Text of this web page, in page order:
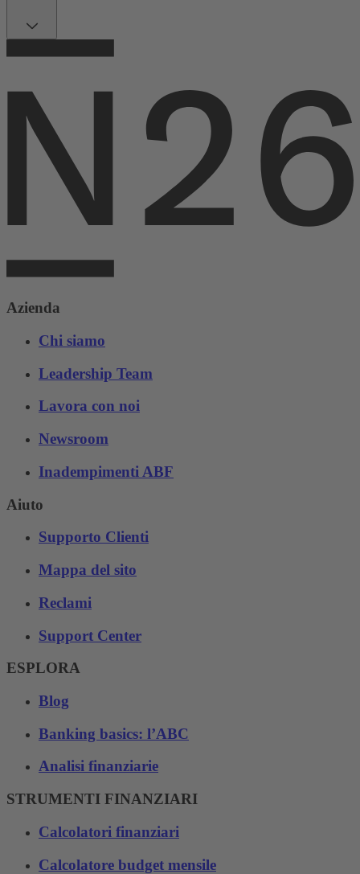
Azienda
Chi siamo
Leadership Team
Lavora con noi
Newsroom
Inadempimenti ABF
Aiuto
Supporto Clienti
Mappa del sito
Reclami
Support Center
ESPLORA
Blog
Banking basics: l’ABC
Analisi finanziarie
STRUMENTI FINANZIARI
Calcolatori finanziari
Calcolatore budget mensile